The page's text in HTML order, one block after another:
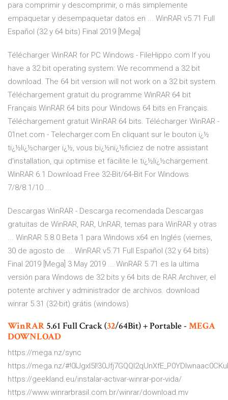
para comprimir y descomprimir, o más simplemente
empaquetar y desempaquetar datos en ... WinRAR v5.71 Full
Español (32 y 64 bits) Final 2019 [Mega]
Télécharger WinRAR for PC Windows - FileHippo.com If you
have a 32 bit operating system: We recommend a 32 bit
download. The 64 bit version will not work on a 32 bit system.
Téléchargement gratuit du programme WinRAR 64 bit
Français WinRAR 64 bits pour Windows 64 bits en Français.
Téléchargement gratuit WinRAR 64 bits. Télécharger WinRAR -
01net.com - Telecharger.com En cliquant sur le bouton ï¿½
tï¿½lï¿½charger ï¿½, vous bï¿½nï¿½ficiez de notre assistant
d'installation, qui optimise et facilite le tï¿½lï¿½chargement.
WinRAR 6.1 Download Free 32-Bit/64-Bit For Windows
7/8/8.1/10 ...
Descargas WinRAR - Descarga recomendada Descargas
gratuitas de WinRAR, RAR, UnRAR, temas para WinRAR y otras
... WinRAR 5.8.0 Beta 1 para Windows x64 en Inglés (viernes,
30 de agosto de ... WinRAR v5.71 Full Español (32 y 64 bits)
Final 2019 [Mega] 3 May 2019 ... WinRAR 5.71 es la ultima
versión para Windows de 32 bits y 64 bits de RAR Archiver, el
potente archiver y administrador de archivos. download
winrar 5.31 (32-bit) grátis (windows)
WinRAR 5.61 Full Crack (32/64Bit) + Portable - MEGA
DOWNLOAD
https://mega.nz/sync
https://mega.nz/
https://geekland.eu/instalar-activar-winrar-por-vida/
https://www.winrarbrasil.com.br/winrar/download.mv